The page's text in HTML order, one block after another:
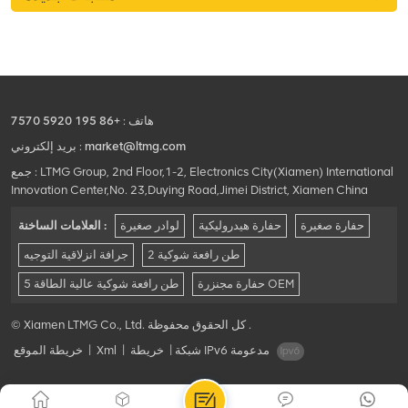
والرخام.
هاتف : +86 195 5920 7570
بريد إلكتروني : market@ltmg.com
جمع : LTMG Group, 2nd Floor,1-2, Electronics City(Xiamen) International
Innovation Center,No. 23,Duying Road,Jimei District, Xiamen China
العلامات الساخنة : لوادر صغيرة حفارة هيدروليكية حفارة صغيرة
جرافة انزلاقية التوجيه 2 طن رافعة شوكية
5 طن رافعة شوكية عالية الطاقة حفارة مجنزرة OEM
© Xiamen LTMG Co., Ltd. كل الحقوق محفوظة .
خريطة الموقع
Xml خريطة